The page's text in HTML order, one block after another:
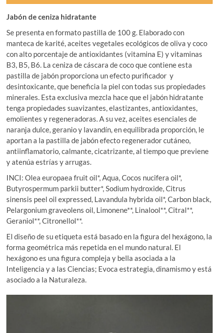
Jabón de ceniza hidratante
Se presenta en formato pastilla de 100 g. Elaborado con
manteca de karité, aceites vegetales ecológicos de oliva y coco
con alto porcentaje de antioxidantes (vitamina E) y vitaminas
B3, B5, B6. La ceniza de cáscara de coco que contiene esta
pastilla de jabón proporciona un efecto purificador y
desintoxicante, que beneficia la piel con todas sus propiedades
minerales. Esta exclusiva mezcla hace que el jabón hidratante
tenga propiedades suavizantes, elastizantes, antioxidantes,
emolientes y regeneradoras. A su vez, aceites esenciales de
naranja dulce, geranio y lavandín, en equilibrada proporción, le
aportan a la pastilla de jabón efecto regenerador cutáneo,
antiinflamatorio, calmante, cicatrizante, al tiempo que previene
y atenúa estrías y arrugas.
INCI: Olea europaea fruit oil*, Aqua, Cocos nucifera oil*,
Butyrospermum parkii butter*, Sodium hydroxide, Citrus
sinensis peel oil expressed, Lavandula hybrida oil*, Carbon black,
Pelargonium graveolens oil, Limonene**, Linalool**, Citral**,
Geraniol**, Citronellol**.
El diseño de su etiqueta está basado en la figura del hexágono, la
forma geométrica más repetida en el mundo natural. El
hexágono es una figura compleja y bella asociada a la
Inteligencia y a las Ciencias; Evoca estrategia, dinamismo y está
asociado a la Naturaleza.